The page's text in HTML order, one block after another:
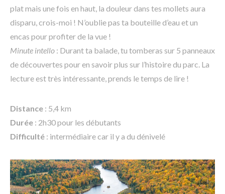
plat mais une fois en haut, la douleur dans tes mollets aura
disparu, crois-moi ! N’oublie pas ta bouteille d’eau et un
encas pour profiter de la vue !
Minute intello : Durant ta balade, tu tomberas sur 5 panneaux
de découvertes pour en savoir plus sur l’histoire du parc. La
lecture est très intéressante, prends le temps de lire !
Distance : 5,4 km
Durée : 2h30 pour les débutants
Difficulté : intermédiaire car il y a du dénivelé